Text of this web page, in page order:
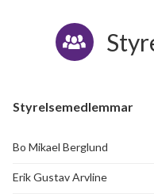
25
lägenheter
Styrelsemedlemmar
Bo Mikael Berglund
Erik Gustav Arvline